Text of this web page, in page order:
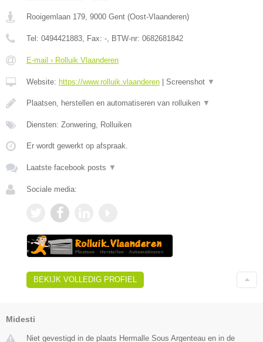
Rooigemlaan 179, 9000 Gent (Oost-Vlaanderen)
Tel: 0494421883, Fax: -, BTW-nr: 0682681842
E-mail › Rolluik Vlaanderen
Website: https://www.rolluik.vlaanderen Screenshot ▼
Plaatsen, herstellen en automatiseren van rolluiken ▼
Diensten: Zonwering, Rolluiken
Er wordt gewerkt op afspraak.
Laatste facebook posts ▼
Sociale media:
BEKIJK VOLLEDIG PROFIEL
Midesti
Niet gevestigd in de plaats Hermalle Sous Argenteau en in de